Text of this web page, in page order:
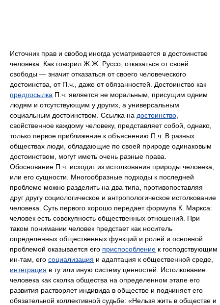
Источник прав и свобод иногда усматривается в достоинстве
человека. Как говорил Ж.Ж. Руссо, отказаться от своей
свободы — значит отказаться от своего человеческого
достоинства, от П.ч., даже от обязанностей. Достоинство как
предпосылка П.ч. является не моральным, присущим одним
людям и отсутствующим у других, а универсальным
социальным достоинством. Ссылка на достоинство
свойственное каждому человеку, представляет собой, однако,
только первое приближение к объяснению П.ч. В разных
обществах люди, обладающие по своей природе одинаковым
достоинством, могут иметь очень разные права.
Обоснование П.ч. исходит из истолкования природы человека,
или его сущности. Многообразные подходы к последней
проблеме можно разделить на два типа, противопоставляя
друг другу социологическое и антропологическое истолкование
человека. Суть первого хорошо передает формула К. Маркса:
человек есть совокупность общественных отношений. При
таком понимании человек предстает как носитель
определенных общественных функций и ролей и основной
проблемой оказывается его приспособление к господствующим
ин-там, его социализация и адаптация к общественной среде,
интеграция в ту или иную систему ценностей. Истолкование
человека как сколка общества на определенном этапе его
развития растворяет индивида в обществе и подчиняет его
обязательной коллективной судьбе: «Нельзя жить в обществе и